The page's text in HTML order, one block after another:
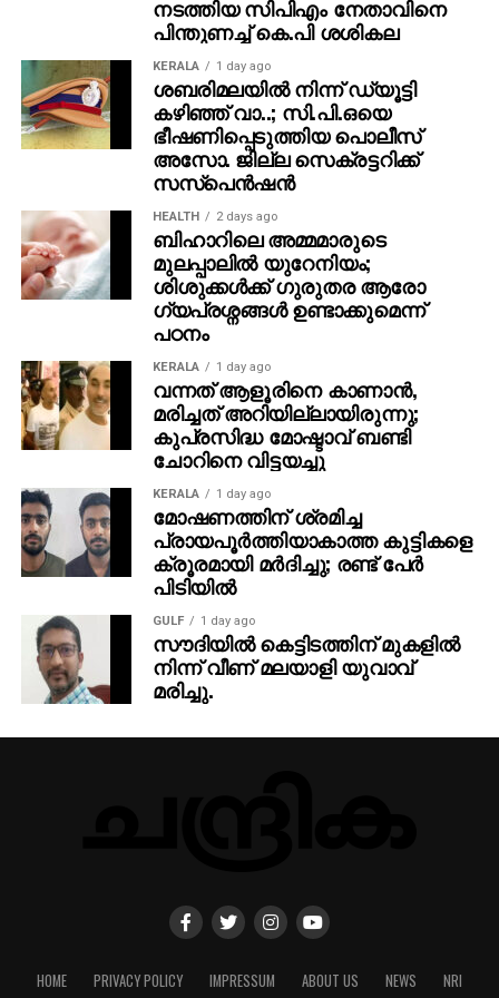
ഉയര്‍ന്ന പ്രതിഷേധങ്ങളുമാണ്.നടത്തിയ സിപിഎം നേതാവിനെ
പിന്തുണച്ച് കെ.പി ശശികല
KERALA 1 day ago
ശബരിമലയില്‍ നിന്ന് ഡ്യൂട്ടി
കഴിഞ്ഞ് വാ..; സി.പി.ഒയെ
ഭീഷണിപ്പെടുത്തിയ പൊലീസ്
അസോ. ജില്ല സെക്രട്ടറിക്ക്
സസ്‌പെന്‍ഷന്‍
HEALTH 2 days ago
ബിഹാറിലെ അമ്മമാരുടെ
മുലപ്പാലിൽ യുറേനിയം;
ശിശുക്കൾക്ക് ​ഗുരുതര ആരോ​
ഗ്യപ്രശ്നങ്ങൾ ഉണ്ടാക്കുമെന്ന്
പഠനം
KERALA 1 day ago
വന്നത് ആളൂരിനെ കാണാന്‍,
മരിച്ചത് അറിയില്ലായിരുന്നു;
കുപ്രസിദ്ധ മോഷ്ടാവ് ബണ്ടി
ചോറിനെ വിട്ടയച്ചു
KERALA 1 day ago
മോഷണത്തിന് ശ്രമിച്ച
പ്രായപൂര്‍ത്തിയാകാത്ത കുട്ടികളെ
ക്രൂരമായി മര്‍ദിച്ചു; രണ്ട് പേര്‍
പിടിയില്‍
GULF 1 day ago
സൗദിയില്‍ കെട്ടിടത്തിന് മുകളില്‍
നിന്ന് വീണ് മലയാളി യുവാവ്
മരിച്ചു.
HOME PRIVACY POLICY IMPRESSUM ABOUT US NEWS NRI